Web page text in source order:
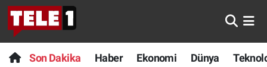
Son Dakika Haber Ekonomi Dünya
Anında Manşet
Son Dakika
Nöbetçi Eczaneler